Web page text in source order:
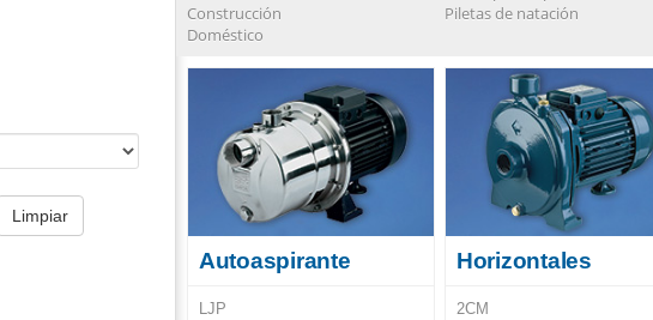
Limpiar
Construcción
Doméstico
Piletas de natación
Autoaspirante
LJP
Horizontales
2CM